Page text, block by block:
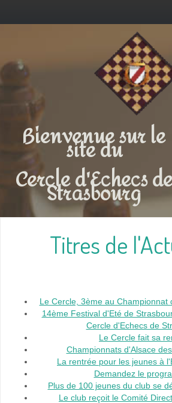
Bienvenue sur le
site du
Cercle d'Echecs de
Strasbourg
Titres de
Le Cercle, 3ème au Championnat
14ème Festival d'Eté de
Cercle d'Echecs de
Le Cercle fait sa
Championnats d'Alsace
La rentrée pour les jeunes à
Demandez le
Plus de 100 jeunes du club se
Le club reçoit le Comité